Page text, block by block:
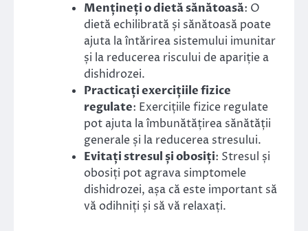
Mențineți o dietă sănătoasă: O
dietă echilibrată și sănătoasă poate
ajuta la întărirea sistemului imunitar
și la reducerea riscului de apariție a
dishidrozei.
Practicați exercițiile fizice
regulate: Exercițiile fizice regulate
pot ajuta la îmbunătățirea sănătății
generale și la reducerea stresului.
Evitați stresul și obosiți: Stresul și
obosiți pot agrava simptomele
dishidrozei, așa că este important să
vă odihniți și să vă relaxați.